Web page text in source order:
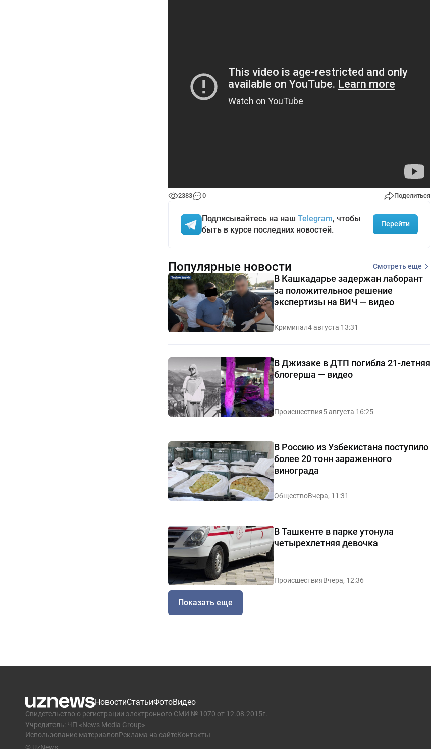
2383 0 Поделиться
Подписывайтесь на наш Telegram, чтобы
быть в курсе последних новостей.
Перейти
Популярные новости Смотреть еще
В Кашкадарье задержан лаборант
за положительное решение
экспертизы на ВИЧ — видео
Криминал4 августа 13:31
В Джизаке в ДТП погибла 21-летняя
блогерша — видео
Происшествия5 августа 16:25
В Россию из Узбекистана поступило
более 20 тонн зараженного
винограда
ОбществоВчера, 11:31
В Ташкенте в парке утонула
четырехлетняя девочка
ПроисшествияВчера, 12:36
Показать еще
НовостиСтатьиФотоВидео
Свидетельство о регистрации электронного СМИ № 1070 от 12.08.2015г.
Учредитель: ЧП «News Media Group»
Использование материаловРеклама на сайтеКонтакты
© UzNews